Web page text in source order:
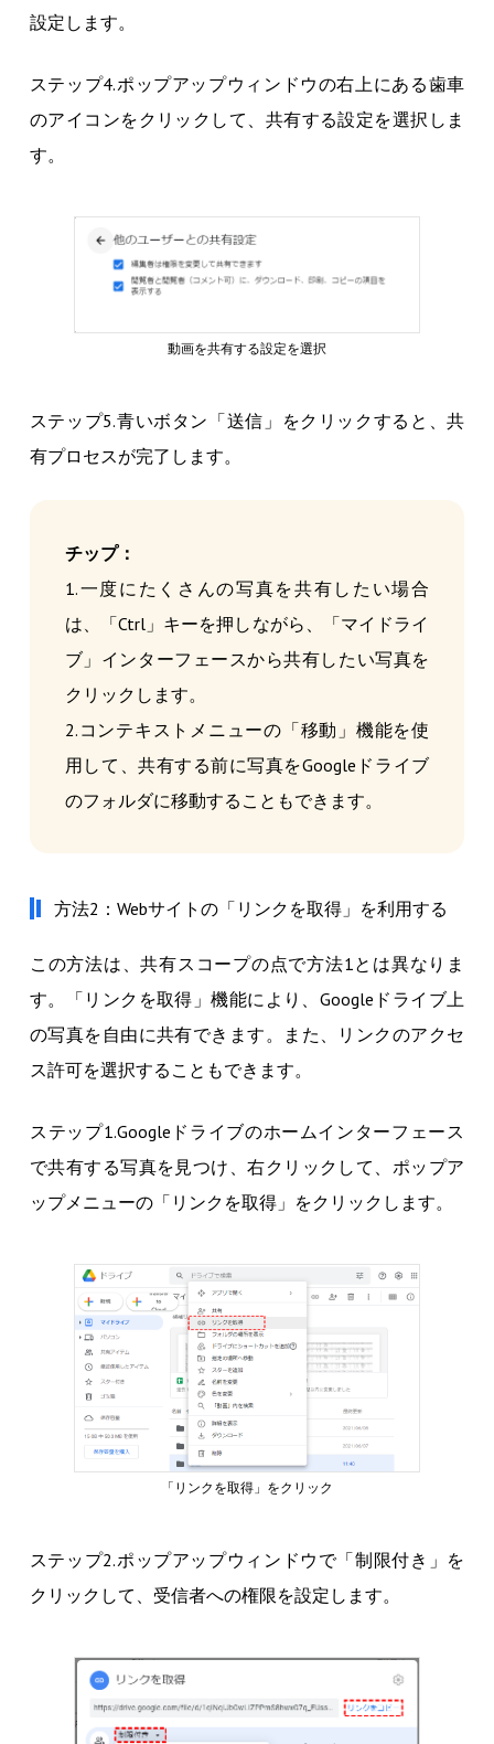
設定します。
ステップ4.ポップアップウィンドウの右上にある歯車
のアイコンをクリックして、共有する設定を選択しま
す。
動画を共有する設定を選択
ステップ5.青いボタン「送信」をクリックすると、共
有プロセスが完了します。
チップ：
1.一度にたくさんの写真を共有したい場合
は、「Ctrl」キーを押しながら、「マイドライ
ブ」インターフェースから共有したい写真を
クリックします。
2.コンテキストメニューの「移動」機能を使
用して、共有する前に写真をGoogleドライブ
のフォルダに移動することもできます。
方法2：Webサイトの「リンクを取得」を利用する
この方法は、共有スコープの点で方法1とは異なりま
す。「リンクを取得」機能により、Googleドライブ上
の写真を自由に共有できます。また、リンクのアクセ
ス許可を選択することもできます。
ステップ1.Googleドライブのホームインターフェース
で共有する写真を見つけ、右クリックして、ポップア
ップメニューの「リンクを取得」をクリックします。
「リンクを取得」をクリック
ステップ2.ポップアップウィンドウで「制限付き」を
クリックして、受信者への権限を設定します。